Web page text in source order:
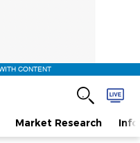
CONTENT
Market Research